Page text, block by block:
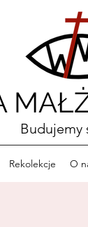
Budujemy
Rekolekcje O